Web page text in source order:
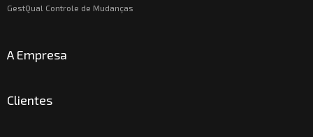
GestQual Controle de Mudanças
A Empresa
Clientes